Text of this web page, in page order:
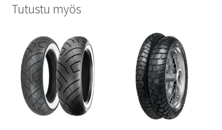
Tutustu myös